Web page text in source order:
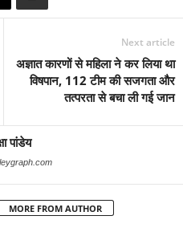
Next article
अज्ञात कारणों से महिला ने कर लिया था
विषपान, 112 टीम की सजगता और
तत्परता से बचा ली गई जान
पांडेय
MORE FROM AUTHOR